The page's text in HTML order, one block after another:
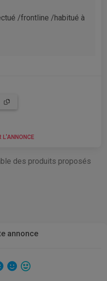
/frontline /habitué à
L'ANNONCE
des produits proposés
annonce